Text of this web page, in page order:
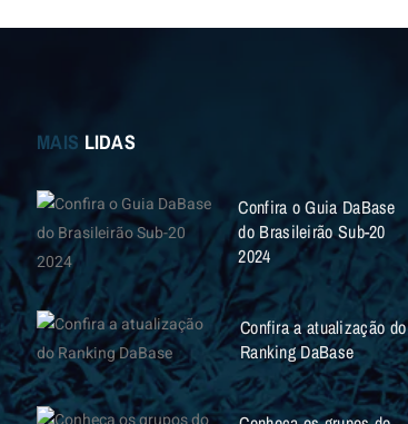
MAIS LIDAS
Confira o Guia DaBase
do Brasileirão Sub-20
2024
Confira a atualização do
Ranking DaBase